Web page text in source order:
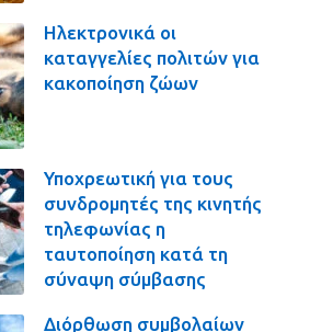
Ηλεκτρονικά οι
καταγγελίες πολιτών για
κακοποίηση ζώων
Υποχρεωτική για τους
συνδρομητές της κινητής
τηλεφωνίας η
ταυτοποίηση κατά τη
σύναψη σύμβασης
Διόρθωση συμβολαίων